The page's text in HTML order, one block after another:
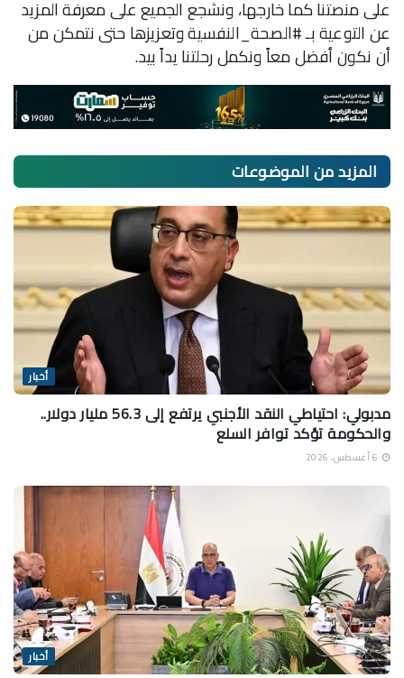
على منصتنا كما خارجها، ونشجع الجميع على معرفة المزيد
عن التوعية بـ #الصحة_النفسية وتعزيزها حتى نتمكن من
أن نكون أفضل معاً ونكمل رحلتنا يداً بيد.
المزيد منالموضوعات
أخبار
مدبولي: احتياطي النقد الأجنبي يرتفع إلى 56.3 مليار دولار..
والحكومة تؤكد توافر السلع
أخبار